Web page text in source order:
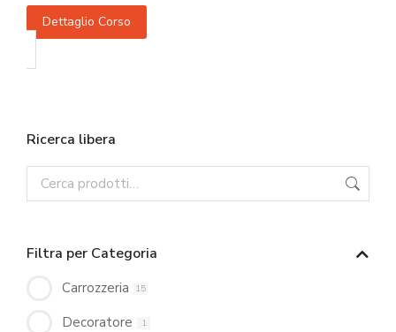
Dettaglio Corso
Ricerca libera
Filtra per Categoria
Carrozzeria 15
Decoratore 1